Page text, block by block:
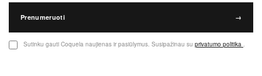
Prenumeruoti →
Sutinku gauti Coquela naujienas ir pasiūlymus. Susipažinau su privatumo politika